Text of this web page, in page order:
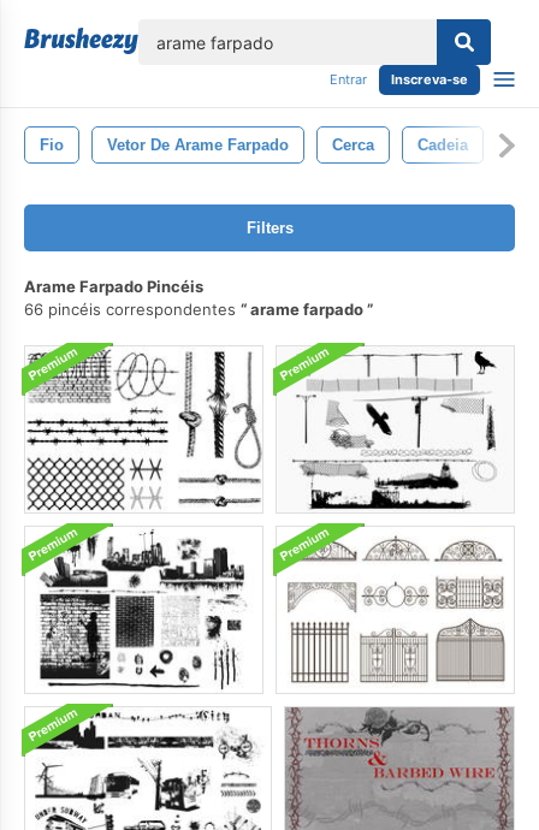
Entrar Inscreva-se
Fio Vetor De Arame Farpado Cerca Cadeia
Filters
Arame Farpado Pincéis
66 pincéis correspondentes
arame farpado